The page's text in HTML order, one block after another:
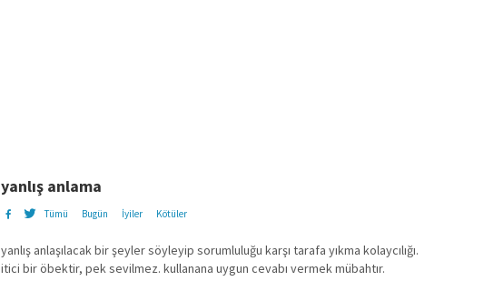
yanlış anlama
Tümü Bugün İyiler Kötüler
yanlış anlaşılacak bir şeyler söyleyip sorumluluğu karşı tarafa yıkma kolaycılığı.
itici bir öbektir, pek sevilmez. kullanana uygun cevabı vermek mübahtır.